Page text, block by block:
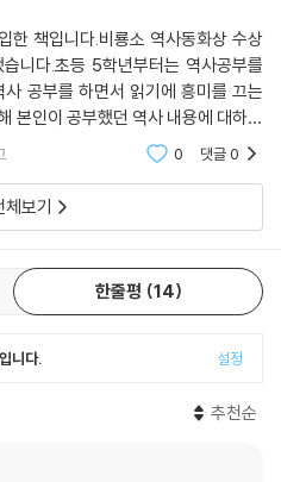
다룬 작품으로 많은 사랑을 받고 있
통해 한결 더 역동적인 서사를 펼쳐 보
츠 동화 『오늘부터 티볼!』에서 이미
가가 맡았다. 철저한 고증을 바탕으
에 활력을 불어넣으며, 백제시대의
.
을 뜨겁게 살아 낸
되살리다!
까? 먹을 것이 마땅치 않았기에 먹
하루하루 양식을 구하는 일이 곧 생
득바득 악착같이 살아간다. 이는 비
까지는 못 되었다.
한 책입니다.비룡소 역사동화상 수상
니다.초등 5학년부터는 역사공부를
공부를 하면서 읽기에 흥미를 끄는
본인이 공부했던 역사 내용에 대하여
니다.
0 댓글0
체보기
한줄평 14
니다. 설정
추천순